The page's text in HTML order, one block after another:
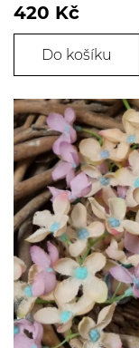
420 Kč
Do košíku